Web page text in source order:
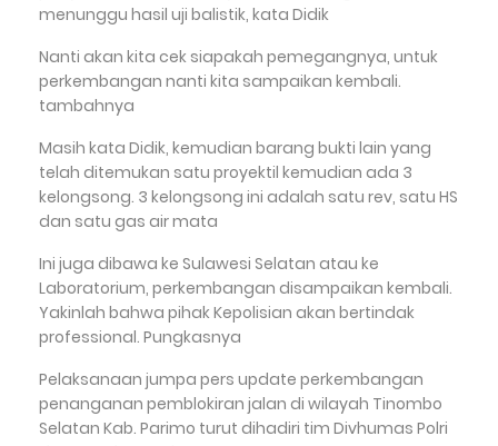
menunggu hasil uji balistik, kata Didik
Nanti akan kita cek siapakah pemegangnya, untuk
perkembangan nanti kita sampaikan kembali.
tambahnya
Masih kata Didik, kemudian barang bukti lain yang
telah ditemukan satu proyektil kemudian ada 3
kelongsong. 3 kelongsong ini adalah satu rev, satu HS
dan satu gas air mata
Ini juga dibawa ke Sulawesi Selatan atau ke
Laboratorium, perkembangan disampaikan kembali.
Yakinlah bahwa pihak Kepolisian akan bertindak
professional. Pungkasnya
Pelaksanaan jumpa pers update perkembangan
penanganan pemblokiran jalan di wilayah Tinombo
Selatan Kab. Parimo turut dihadiri tim Divhumas Polri